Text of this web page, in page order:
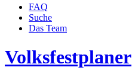
FAQ
Suche
Das Team
Volksfestplaner